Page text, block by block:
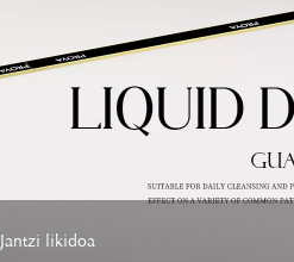
Jantzi likidoa